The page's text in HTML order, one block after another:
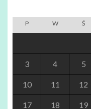
P W Ś
3 4 5
10 11 12
17 18 19